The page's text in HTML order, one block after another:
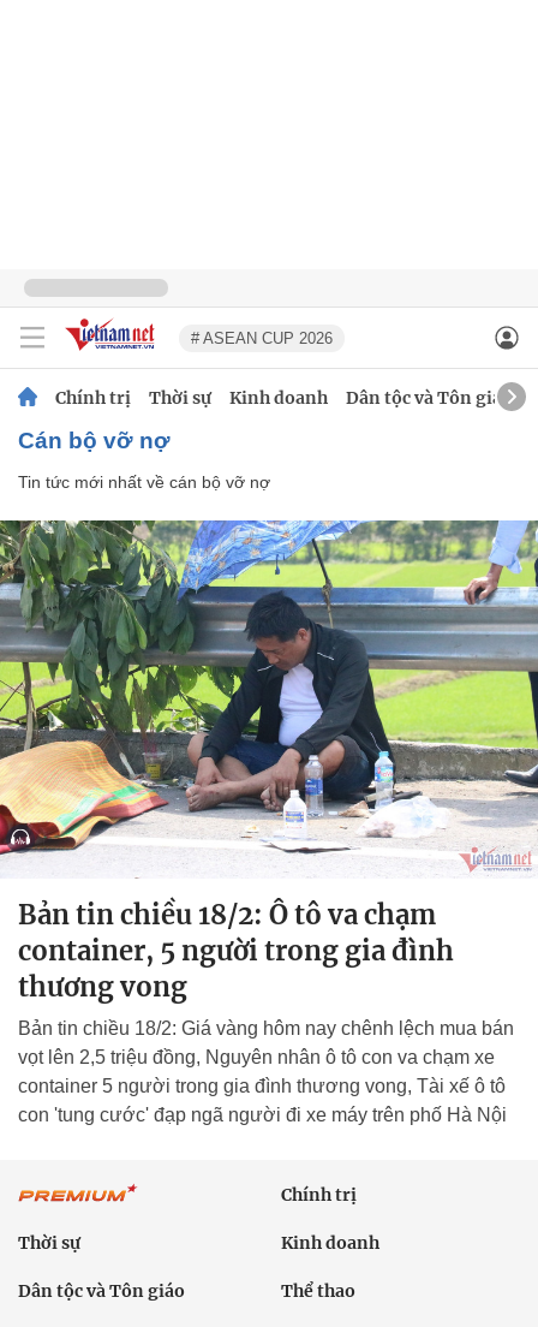
# ASEAN CUP 2026
Chính trị Thời sự Kinh doanh Dân tộc và Tôn giáo
cán bộ vỡ nợ
Tin tức mới nhất về cán bộ vỡ nợ
Bản tin chiều 18/2: Ô tô va chạm
container, 5 người trong gia đình
thương vong
Bản tin chiều 18/2: Giá vàng hôm nay chênh lệch mua bán
vọt lên 2,5 triệu đồng, Nguyên nhân ô tô con va chạm xe
container 5 người trong gia đình thương vong, Tài xế ô tô
con 'tung cước' đạp ngã người đi xe máy trên phố Hà Nội
Chính trị
Thời sự Kinh doanh
Dân tộc và Tôn giáo Thể thao